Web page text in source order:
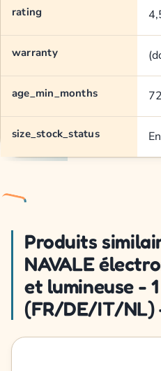
rating
warranty
age_min_months 72
size_stock_status
Produits
NAVALE
et lumineuse -
(FR/DE/IT/NL)